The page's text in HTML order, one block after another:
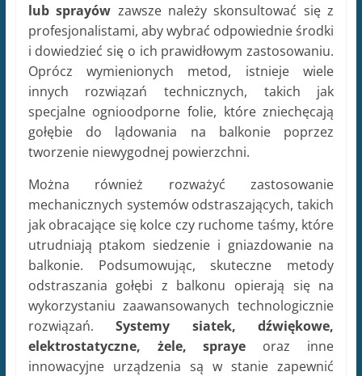
lub sprayów zawsze należy skonsultować się z
profesjonalistami, aby wybrać odpowiednie środki
i dowiedzieć się o ich prawidłowym zastosowaniu.
Oprócz wymienionych metod, istnieje wiele
innych rozwiązań technicznych, takich jak
specjalne ognioodporne folie, które zniechęcają
gołębie do lądowania na balkonie poprzez
tworzenie niewygodnej powierzchni.
Można również rozważyć zastosowanie
mechanicznych systemów odstraszających, takich
jak obracające się kolce czy ruchome taśmy, które
utrudniają ptakom siedzenie i gniazdowanie na
balkonie. Podsumowując, skuteczne metody
odstraszania gołębi z balkonu opierają się na
wykorzystaniu zaawansowanych technologicznie
rozwiązań. Systemy siatek, dźwiękowe,
elektrostatyczne, żele, spraye oraz inne
innowacyjne urządzenia są w stanie zapewnić